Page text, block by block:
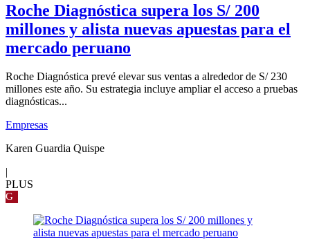
Roche Diagnóstica supera los S/ 200
millones y alista nuevas apuestas para el
mercado peruano
Roche Diagnóstica prevé elevar sus ventas a alrededor de S/ 230
millones este año. Su estrategia incluye ampliar el acceso a pruebas
diagnósticas...
Empresas
Karen Guardia Quispe
PLUS
G